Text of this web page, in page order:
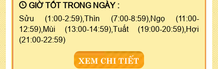
GIỜ TỐT TRONG NGÀY :
Sửu (1:00-2:59),Thìn (7:00-8:59),Ngọ (11:00-
12:59),Mùi (13:00-14:59),Tuất (19:00-20:59),Hợi
(21:00-22:59)
XEM CHI TIẾT